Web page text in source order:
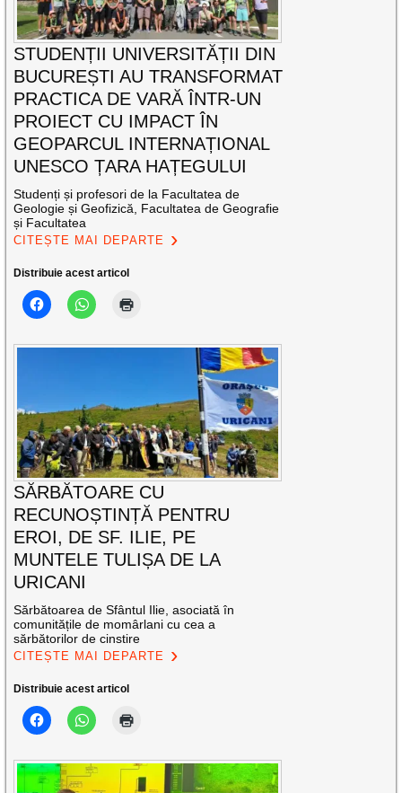
STUDENȚII UNIVERSITĂȚII DIN
BUCUREȘTI AU TRANSFORMAT
PRACTICA DE VARĂ ÎNTR-UN
PROIECT CU IMPACT ÎN
GEOPARCUL INTERNAȚIONAL
UNESCO ȚARA HAȚEGULUI
Studenți și profesori de la Facultatea de
Geologie și Geofizică, Facultatea de Geografie
și Facultatea
CITEȘTE MAI DEPARTE
Distribuie acest articol
SĂRBĂTOARE CU
RECUNOȘTINȚĂ PENTRU
EROI, DE SF. ILIE, PE
MUNTELE TULIȘA DE LA
URICANI
Sărbătoarea de Sfântul Ilie, asociată în
comunitățile de momârlani cu cea a
sărbătorilor de cinstire
CITEȘTE MAI DEPARTE
Distribuie acest articol